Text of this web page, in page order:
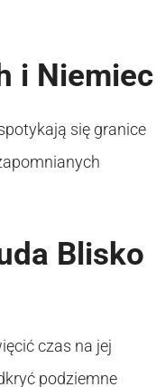
i Niemiec
się granice
Blisko
czas na jej
podziemne